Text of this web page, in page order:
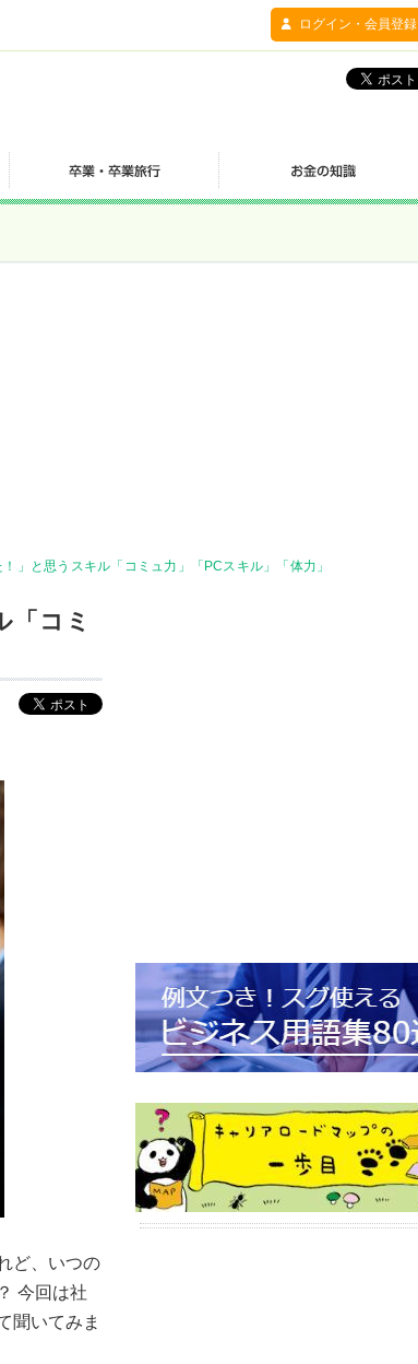
ログイン・会員登録
」と思うスキル「コミュ力」「PCスキル」「体力」
「コミ
ど、いつの
今回は社
聞いてみま